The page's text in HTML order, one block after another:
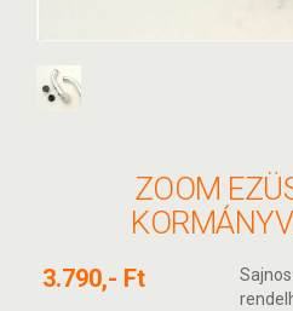
ZOOM
3.790,- Ft